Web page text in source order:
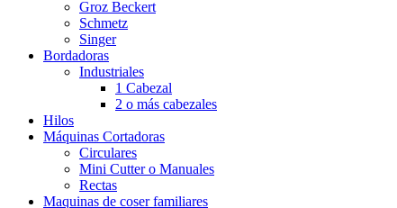
Groz Beckert
Schmetz
Singer
Bordadoras
Industriales
1 Cabezal
2 o más cabezales
Hilos
Máquinas Cortadoras
Circulares
Mini Cutter o Manuales
Rectas
Maquinas de coser familiares